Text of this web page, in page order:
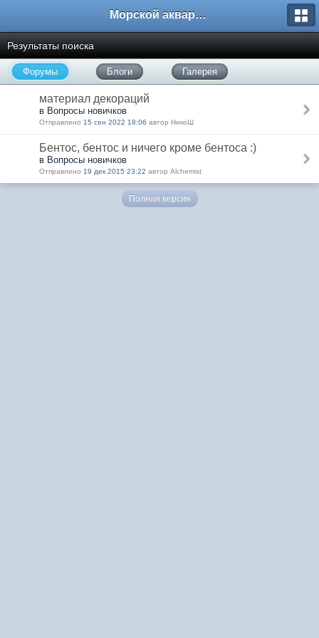
Морской аквариум. Форумы ReefCentral.ru
Результаты поиска
Форумы Блоги Галерея
материал декораций
в Вопросы новичков
Отправлено 15 сен 2022 18:06 автор НикоШ
Бентос, бентос и ничего кроме бентоса :)
в Вопросы новичков
Отправлено 19 дек 2015 23:22 автор Alchemist
Полная версия